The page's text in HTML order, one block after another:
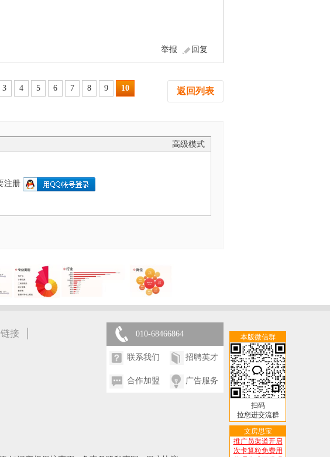
回复
举报
返回列表
3 4 5 6 7 8 9 10
高级模式
注册
本版微信群
扫码
拉您进交流群
文房思宝
推广员渠道开启
次卡算粒免费用
接 | 010-68466864
联系我们 招聘英才
合作加盟 广告服务